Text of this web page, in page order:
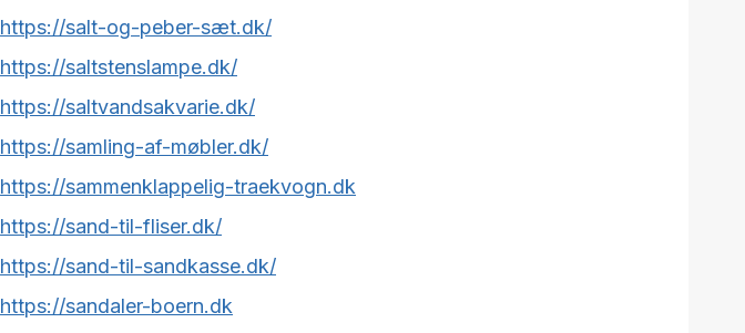
https://salt-og-peber-sæt.dk/
https://saltstenslampe.dk/
https://saltvandsakvarie.dk/
https://samling-af-møbler.dk/
https://sammenklappelig-traekvogn.dk
https://sand-til-fliser.dk/
https://sand-til-sandkasse.dk/
https://sandaler-boern.dk